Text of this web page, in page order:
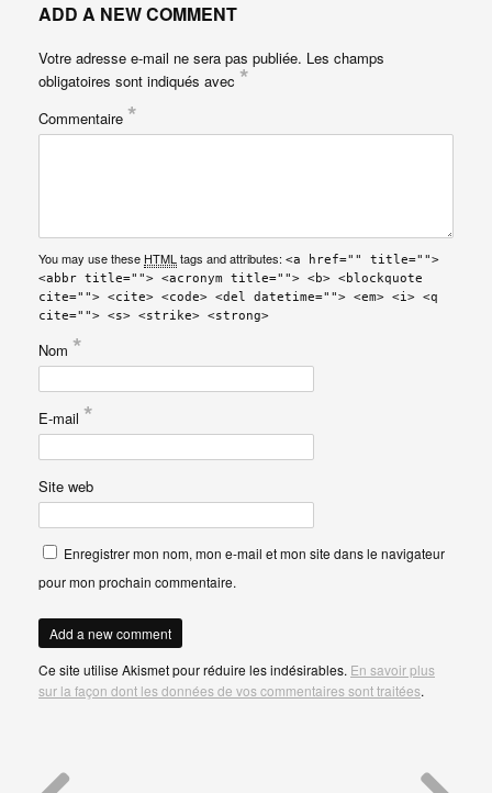
ADD A NEW COMMENT
Votre adresse e-mail ne sera pas publiée. Les champs
obligatoires sont indiqués avec *
Commentaire *
You may use these HTMLtags and attributes: <a href="" title="">
<abbr title=""> <acronym title=""> <b> <blockquote
cite=""> <cite> <code> <del datetime=""> <em> <i> <q
cite=""> <s> <strike> <strong>
Nom *
E-mail *
Site web
Enregistrer mon nom, mon e-mail et mon site dans le navigateur
pour mon prochain commentaire.
Ce site utilise Akismet pour réduire les indésirables. En savoir plus
sur la façon dont les données de vos commentaires sont traitées.